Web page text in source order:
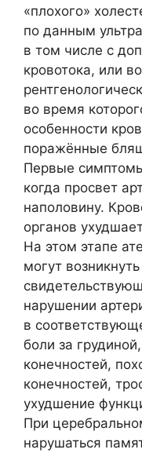
«плохого»
по данным
в том числе с
кровотока, или
во время
особенности
поражённые
Первые
когда просвет
наполовину.
органов
На этом этапе
могут
нарушении
в
боли за
конечностей,
конечностей,
ухудшение
При
нарушаться